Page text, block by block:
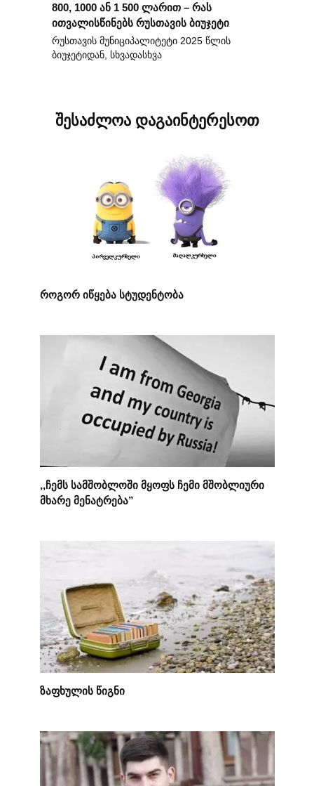
800, 1000 ან 1 500 ლარით – რას
ითვალისწინებს რუსთავის ბიუჯეტი
რუსთავის მუნიციპალიტეტი 2025 წლის
ბიუჯეტიდან, სხვადასხვა
შესაძლოა დაგაინტერესოთ
როგორ იწყება სტუდენტობა
,,ჩემს სამშობლოში მყოფს ჩემი მშობლიური
მხარე მენატრება”
ზაფხულის წიგნი